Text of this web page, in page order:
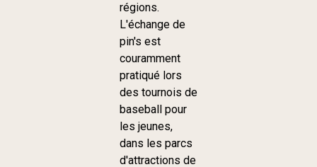
régions.
L'échange de
pin's est
couramment
pratiqué lors
des tournois de
baseball pour
les jeunes,
dans les parcs
d'attractions de